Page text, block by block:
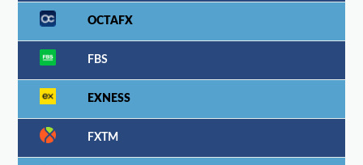
OCTAFX
FBS
EXNESS
FXTM